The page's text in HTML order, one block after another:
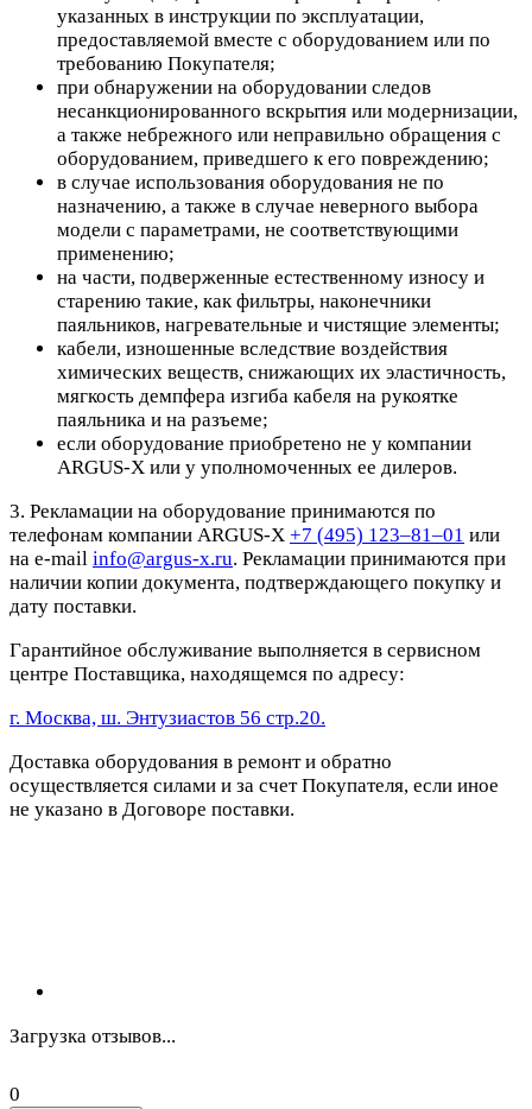
указанных в инструкции по эксплуатации,
предоставляемой вместе с оборудованием или по
требованию Покупателя;
при обнаружении на оборудовании следов
несанкционированного вскрытия или модернизации,
а также небрежного или неправильно обращения с
оборудованием, приведшего к его повреждению;
в случае использования оборудования не по
назначению, а также в случае неверного выбора
модели с параметрами, не соответствующими
применению;
на части, подверженные естественному износу и
старению такие, как фильтры, наконечники
паяльников, нагревательные и чистящие элементы;
кабели, изношенные вследствие воздействия
химических веществ, снижающих их эластичность,
мягкость демпфера изгиба кабеля на рукоятке
паяльника и на разъеме;
если оборудование приобретено не у компании
ARGUS-X или у уполномоченных ее дилеров.
3. Рекламации на оборудование принимаются по
телефонам компании ARGUS-X +7 (495) 123–81–01 или
на e-mail info@argus-x.ru. Рекламации принимаются при
наличии копии документа, подтверждающего покупку и
дату поставки.
Гарантийное обслуживание выполняется в сервисном
центре Поставщика, находящемся по адресу:
г. Москва, ш. Энтузиастов 56 стр.20.
Доставка оборудования в ремонт и обратно
осуществляется силами и за счет Покупателя, если иное
не указано в Договоре поставки.
Загрузка отзывов...
0